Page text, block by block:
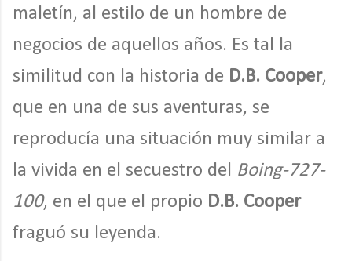
maletín, al estilo de un hombre de
negocios de aquellos años. Es tal la
similitud con la historia de D.B. Cooper,
que en una de sus aventuras, se
reproducía una situación muy similar a
la vivida en el secuestro del Boing-727-
100, en el que el propio D.B. Cooper
fraguó su leyenda.